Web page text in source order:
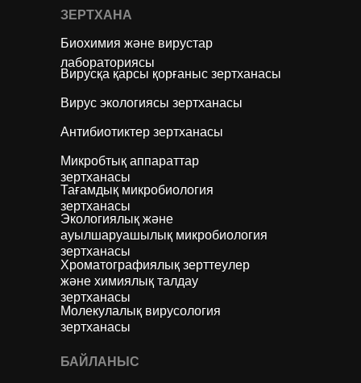
ЗЕРТХАНА
БАЙЛАНЫС
Биохимия және вирустар
лабораториясы
Вирусқа қарсы қорғаныс зертханасы
Вирус экологиясы зертханасы
Антибиотиктер зертханасы
Микробтық аппараттар
зертханасы
Тағамдық микробиология
зертханасы
Экологиялық және
ауылшаруашылық микробиология
зертханасы
Хроматографиялық зерттеулер
және химиялық талдау
зертханасы
Молекулалық вирусология
зертханасы